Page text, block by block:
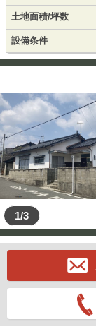
土地面積/坪数
設備条件
1/3